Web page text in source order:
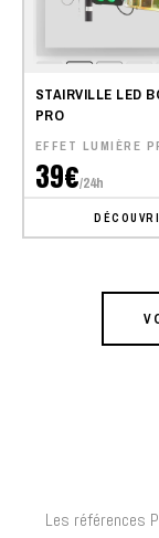
STAIRVILLE LED
PRO
EFFET LUMIÈRE
39€/24h
Les références